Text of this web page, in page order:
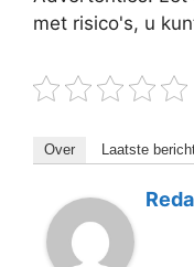
met risico's, u
Over Laatste